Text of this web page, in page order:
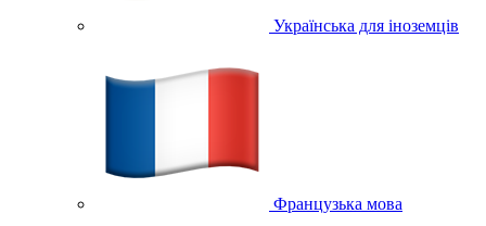
Українська для іноземців
Французька мова